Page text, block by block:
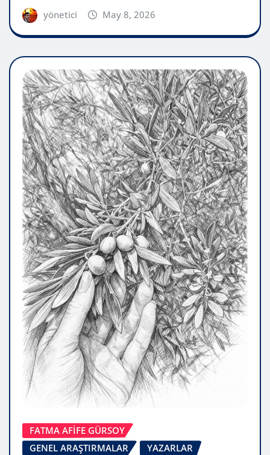
yönetici May 8, 2026
FATMA AFİFE GÜRSOY
GENEL ARAŞTIRMALAR
YAZARLAR